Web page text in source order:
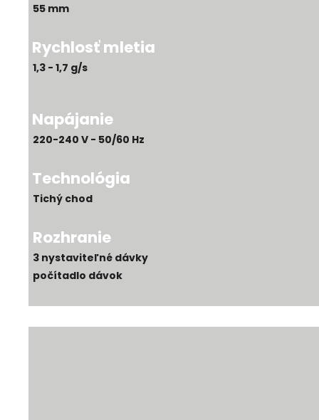
55 mm
Rychlosť mletia
1,3 - 1,7 g/s
Napájanie
220-240 V - 50/60 Hz
Technológia
Tichý chod
Rozhranie
3 nystaviteľné dávky
počítadlo dávok